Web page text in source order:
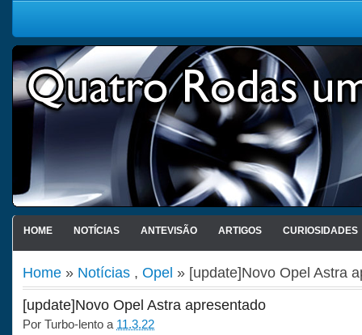
HOME NOTÍCIAS ANTEVISÃO ARTIGOS CURIOSIDADES
Home » Notícias , Opel » [update]Novo Opel Astra
[update]Novo Opel Astra apresentado
Por Turbo-lento a 11.3.22